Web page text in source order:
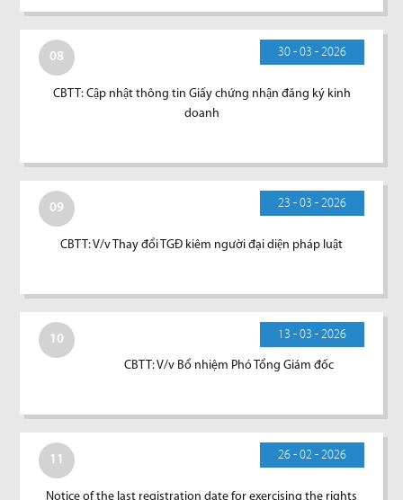
08 30 - 03 - 2026
CBTT: Cập nhật thông tin Giấy chứng nhận đăng ký kinh
doanh
09 23 - 03 - 2026
CBTT: V/v Thay đổi TGĐ kiêm người đại diện pháp luật
10 13 - 03 - 2026
CBTT: V/v Bổ nhiệm Phó Tổng Giám đốc
11 26 - 02 - 2026
Notice of the last registration date for exercising the rights